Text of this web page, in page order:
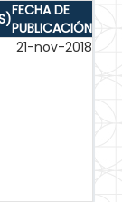
FECHA DE
PUBLICACIÓN
21-nov-2018